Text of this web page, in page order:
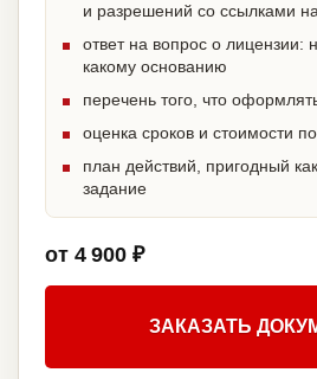
и разрешений со ссылками
ответ на вопрос о лицензии:
какому основанию
перечень того, что
оценка сроков и стоимости
план действий, пригодный
задание
от 4 900 ₽
ЗАКАЗАТЬ